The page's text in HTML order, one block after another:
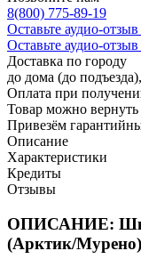
8(800) 775-89-19
Оставьте аудио-отзыв
Оставьте аудио-отзыв
Доставка по городу
до дома (до
Оплата при
Товар можно вернуть
Привезём
Описание
Характеристики
Кредиты
Отзывы
ОПИСАНИЕ:
(Арктик/